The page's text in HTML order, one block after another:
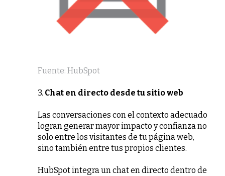
Fuente: HubSpot
3. Chat en directo desde tu sitio web
Las conversaciones con el contexto adecuado
logran generar mayor impacto y confianza no
solo entre los visitantes de tu página web,
sino también entre tus propios clientes.
HubSpot integra un chat en directo dentro de